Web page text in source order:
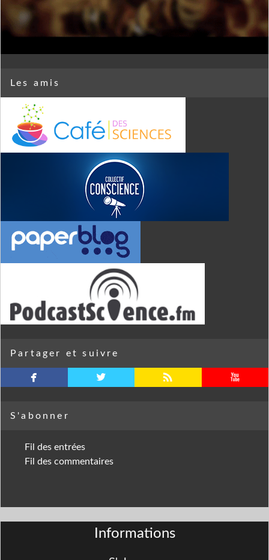
Les amis
Partager et suivre
facebook twitterbird rss youtube
S'abonner
Fil des entrées
Fil des commentaires
Informations